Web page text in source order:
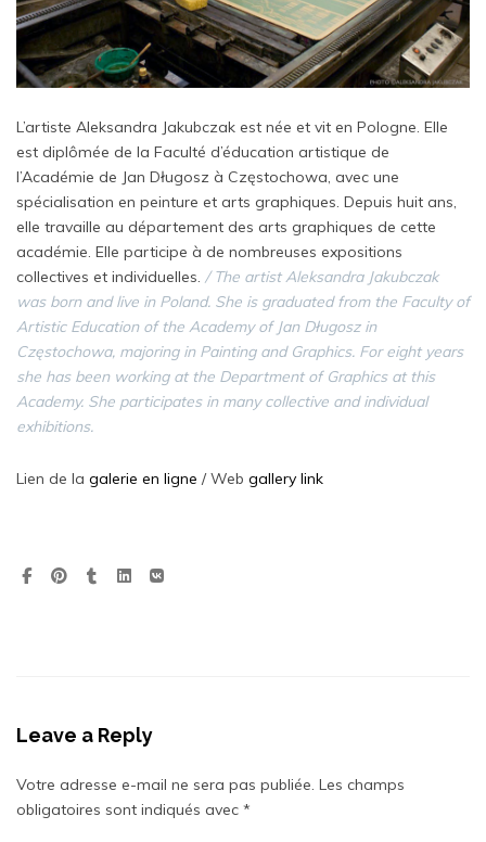
L’artiste Aleksandra Jakubczak est née et vit en Pologne. Elle
est diplômée de la Faculté d’éducation artistique de
l’Académie de Jan Długosz à Częstochowa, avec une
spécialisation en peinture et arts graphiques. Depuis huit ans,
elle travaille au département des arts graphiques de cette
académie. Elle participe à de nombreuses expositions
collectives et individuelles. / The artist Aleksandra Jakubczak
was born and live in Poland. She is graduated from the Faculty of
Artistic Education of the Academy of Jan Długosz in
Częstochowa, majoring in Painting and Graphics. For eight years
she has been working at the Department of Graphics at this
Academy. She participates in many collective and individual
exhibitions.
Lien de la galerie en ligne / Web gallery link
Leave a Reply
Votre adresse e-mail ne sera pas publiée. Les champs
obligatoires sont indiqués avec *